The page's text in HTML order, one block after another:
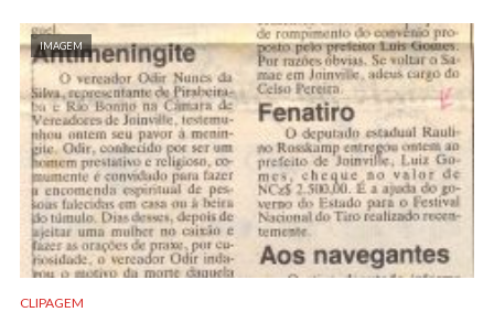
IMAGEM
CLIPAGEM